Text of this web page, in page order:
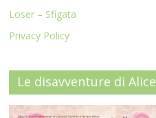
Loser – Sfigata
Privacy Policy
Le disavventure di Alice